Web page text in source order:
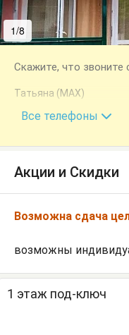
1/8
Скажите, что звоните
Татьяна (МАХ)
+7 (978) 778-
Все телефоны
Акции и Скидки
Возможна сдача
возможны
1 этаж под-ключ